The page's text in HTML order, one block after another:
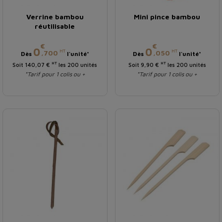
Verrine bambou
réutilisable
Prix
Dès 0€
,700 HT l'unité*
Soit 140,07 € HT les 200 unités
*Tarif pour 1 colis ou +
Mini pince bambou
Prix
Dès 0€
,050 HT l'unité*
Soit 9,90 € HTles 200 unités
*Tarif pour 1 colis ou +